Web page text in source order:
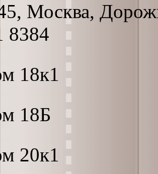
Москва,
8384
18к1
18Б
20к1